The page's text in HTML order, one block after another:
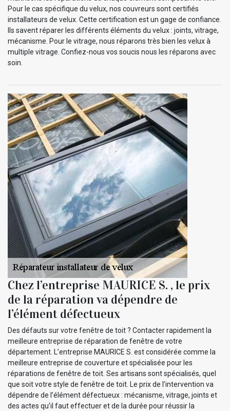
Pour le cas spécifique du velux, nos couvreurs sont certifiés
installateurs de velux. Cette certification est un gage de confiance.
Ils savent réparer les différents éléments du velux : joints, vitrage,
mécanisme. Pour le vitrage, nous réparons très bien les velux à
multiple vitrage. Confiez-nous vos soucis nous les réparons avec
soin.
Chez l’entreprise MAURICE S. , le prix
de la réparation va dépendre de
l’élément défectueux
Des défauts sur votre fenêtre de toit ? Contacter rapidement la
meilleure entreprise de réparation de fenêtre de votre
département. L’entreprise MAURICE S. est considérée comme la
meilleure entreprise de couverture et spécialisée pour les
réparations de fenêtre de toit. Ses artisans sont spécialisés, quel
que soit votre style de fenêtre de toit. Le prix de l’intervention va
dépendre de l’élément défectueux : mécanisme, vitrage, joints et
des actes qu’il faut effectuer et de la durée pour réussir la